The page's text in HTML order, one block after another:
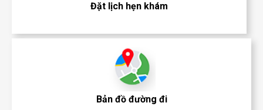
Đặt lịch hẹn khám
Bản đồ đường đi